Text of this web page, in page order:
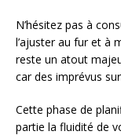
N’hésitez pas à
l’ajuster au fur et à
reste un atout
car des imprévus
Cette phase de
partie la fluidité de